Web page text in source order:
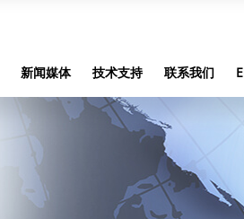
新闻媒体 技术支持 联系我们